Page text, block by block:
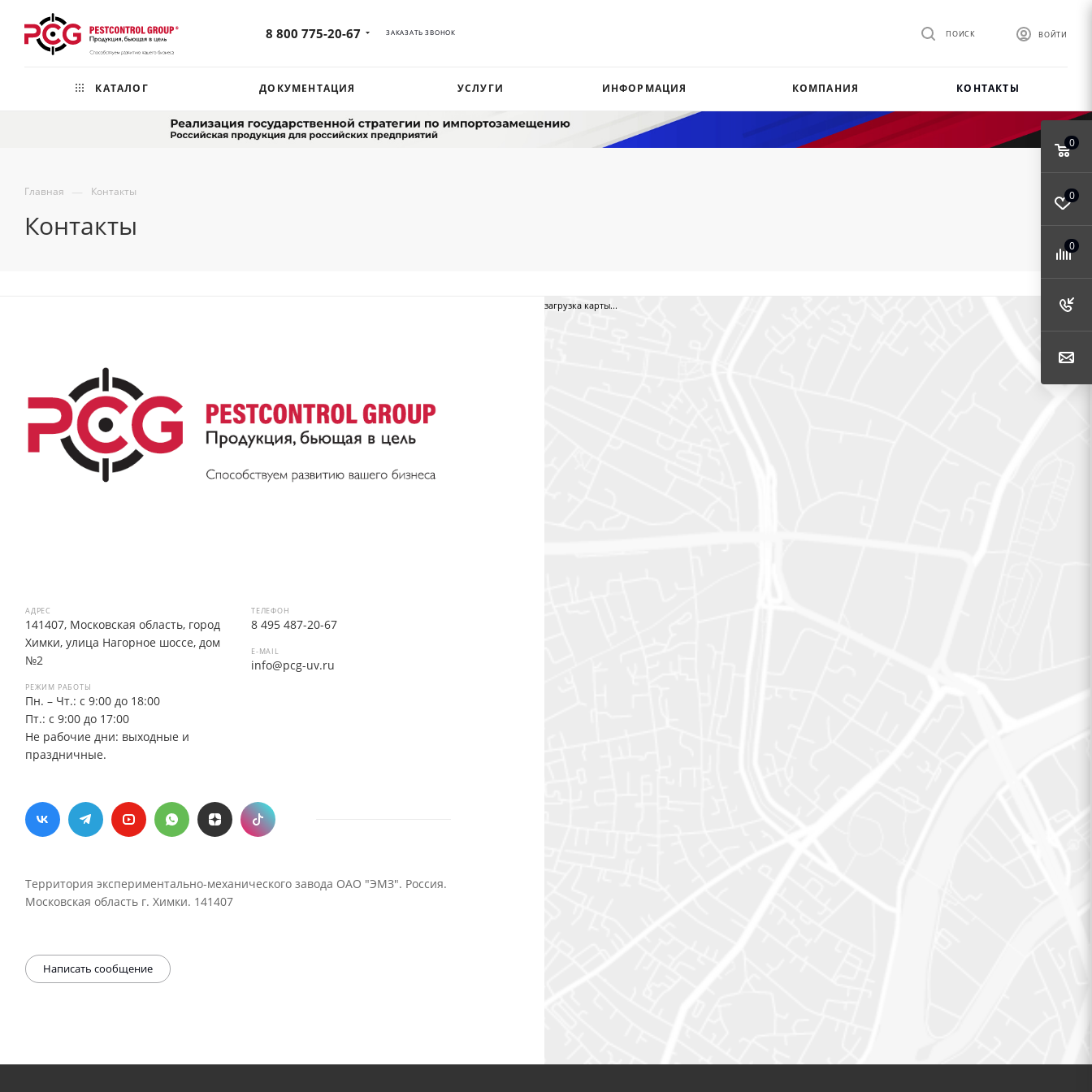
8 800 775-20-67 ЗАКАЗАТЬ ЗВОНОК ВОЙТИ
ПОИСК
КАТАЛОГ ДОКУМЕНТАЦИЯ УСЛУГИ ИНФОРМАЦИЯ КОМПАНИЯ КОНТАКТЫ
Главная — Контакты
Контакты
АДРЕС
141407, Московская область, город
Химки, улица Нагорное шоссе, дом
№2
РЕЖИМ РАБОТЫ
Пн. – Чт.: с 9:00 до 18:00
Пт.: с 9:00 до 17:00
Не рабочие дни: выходные и
праздничные.
ТЕЛЕФОН
8 495 487-20-67
E-MAIL
info@pcg-uv.ru
Территория экспериментально-механического завода ОАО "ЭМЗ". Россия.
Московская область г. Химки. 141407
Написать сообщение
загрузка карты...
0
0
0